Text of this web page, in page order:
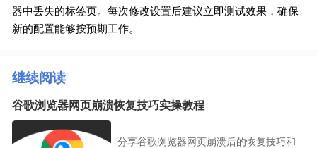
器中丢失的标签页。每次修改设置后建议立即测试效果，确保
新的配置能够按预期工作。
继续阅读
谷歌浏览器网页崩溃恢复技巧实操教程
分享谷歌浏览器网页崩溃后的恢复技巧和